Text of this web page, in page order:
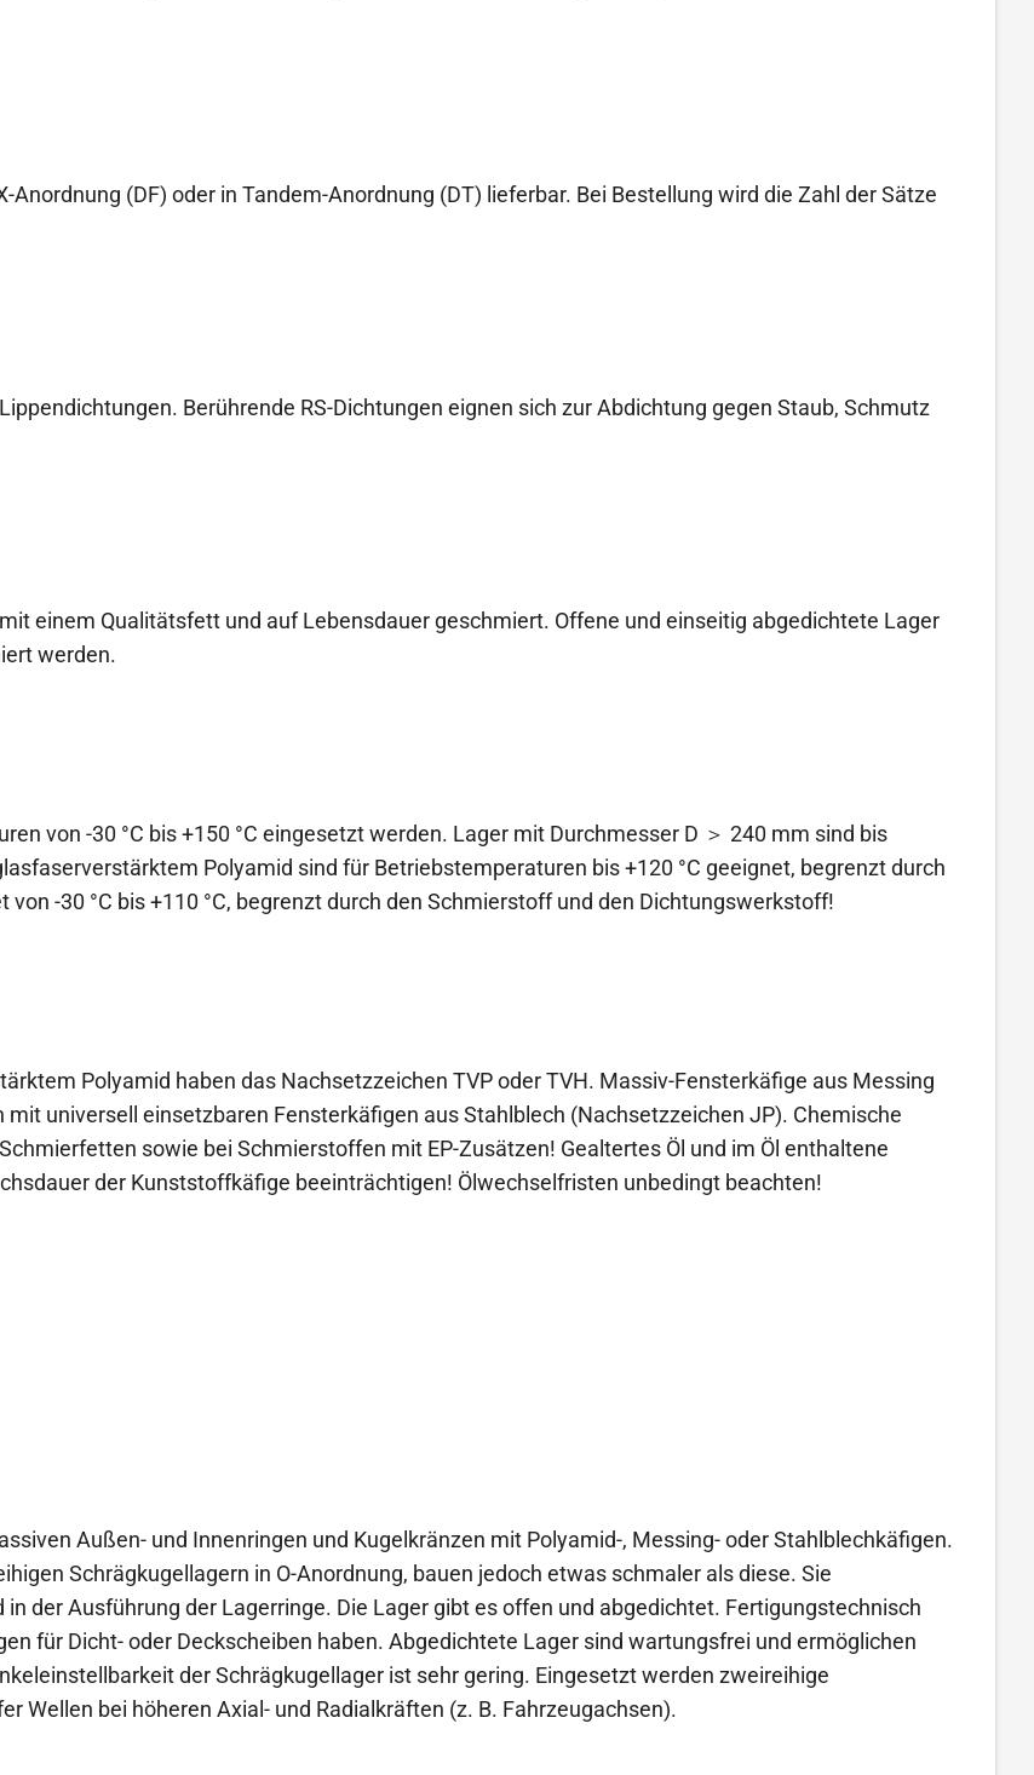
Anordnung (DF) oder in Tandem-Anordnung (DT) lieferbar. Bei Bestellung wird die Zahl der Sätze
Berührende RS-Dichtungen eignen sich zur Abdichtung gegen Staub, Schmutz
einem Qualitätsfett und auf Lebensdauer geschmiert. Offene und einseitig abgedichtete Lager
werden.
von -30 °C bis +150 °C eingesetzt werden. Lager mit Durchmesser D ＞ 240 mm sind bis
Polyamid sind für Betriebstemperaturen bis +120 °C geeignet, begrenzt durch
-30 °C bis +110 °C, begrenzt durch den Schmierstoff und den Dichtungswerkstoff!
Polyamid haben das Nachsetzzeichen TVP oder TVH. Massiv-Fensterkäfige aus Messing
universell einsetzbaren Fensterkäfigen aus Stahlblech (Nachsetzzeichen JP). Chemische
sowie bei Schmierstoffen mit EP-Zusätzen! Gealtertes Öl und im Öl enthaltene
der Kunststoffkäfige beeinträchtigen! Ölwechselfristen unbedingt beachten!
Außen- und Innenringen und Kugelkränzen mit Polyamid-, Messing- oder Stahlblechkäfigen.
Schrägkugellagern in O-Anordnung, bauen jedoch etwas schmaler als diese. Sie
der Ausführung der Lagerringe. Die Lager gibt es offen und abgedichtet. Fertigungstechnisch
für Dicht- oder Deckscheiben haben. Abgedichtete Lager sind wartungsfrei und ermöglichen
der Schrägkugellager ist sehr gering. Eingesetzt werden zweireihige
Wellen bei höheren Axial- und Radialkräften (z. B. Fahrzeugachsen).